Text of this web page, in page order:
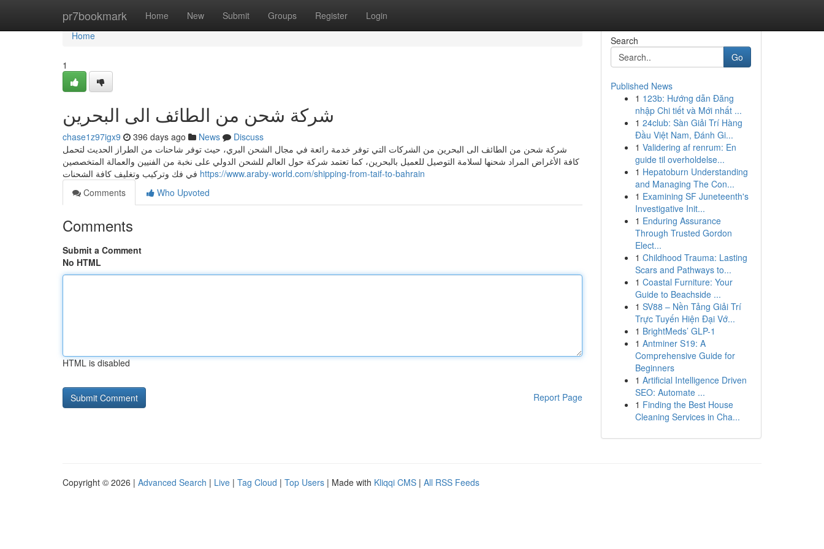
pr7bookmark Home New Submit Groups Register Login
Home
Home
1
شركة شحن من الطائف الى البحرين
chase1z97igx9 396 days ago News
Discuss
شركة شحن من الطائف الى البحرين من الشركات التي توفر خدمة رائعة في مجال الشحن البري، حيث توفر شاحنات من الطراز الحديث لتحمل
كافة الأغراض المراد شحنها لسلامة التوصيل للعميل بالبحرين، كما تعتمد شركة حول العالم للشحن الدولي على نخبة من الفنيين والعمالة المتخصصين
https://www.araby-world.com/shipping-from-taif-to-bahrain
Comments
Who Upvoted
Comments
Submit a Comment
No HTML
HTML is disabled
Report Page
Search
Go
Published News
1 123b: Hướng dẫn Đăng
nhập Chi tiết và Mới nhất ...
1 24club: Sàn Giải Trí Hàng
Đầu Việt Nam, Đánh Gi...
1 Validering af renrum: En
guide til overholdelse...
1 Hepatoburn Understanding
and Managing The Con...
1 Examining SF Juneteenth's
Investigative Init...
1 Enduring Assurance
Through Trusted Gordon
Elect...
1 Childhood Trauma: Lasting
Scars and Pathways to...
1 Coastal Furniture: Your
Guide to Beachside ...
1 SV88 – Nền Tảng Giải Trí
Trực Tuyến Hiện Đại Vớ...
1 BrightMeds’ GLP-1
1 Antminer S19: A
Comprehensive Guide for
Beginners
1 Artificial Intelligence Driven
SEO: Automate ...
1 Finding the Best House
Cleaning Services in Cha...
Copyright © 2026 | Advanced Search | Live | Tag Cloud | Top Users | Made with Kliqqi CMS | All RSS Feeds